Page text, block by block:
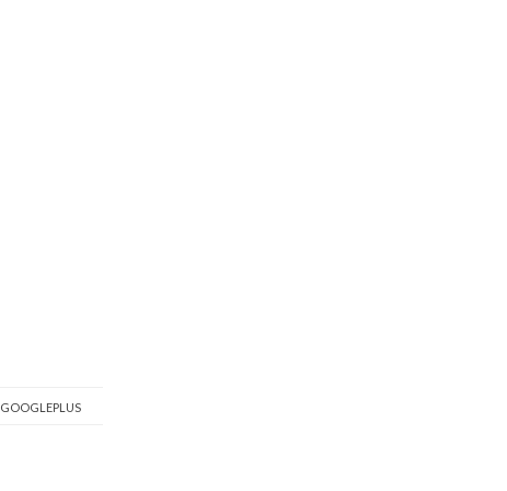
GOOGLEPLUS